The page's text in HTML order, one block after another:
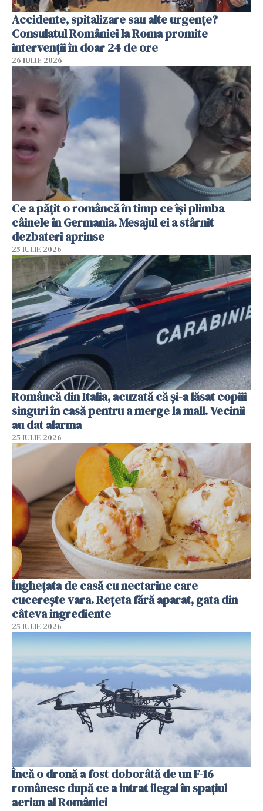
Accidente, spitalizare sau alte urgențe?
Consulatul României la Roma promite
intervenții în doar 24 de ore
26 IULIE 2026
Ce a pățit o româncă în timp ce își plimba
câinele în Germania. Mesajul ei a stârnit
dezbateri aprinse
25 IULIE 2026
Româncă din Italia, acuzată că și-a lăsat copiii
singuri în casă pentru a merge la mall. Vecinii
au dat alarma
25 IULIE 2026
Înghețata de casă cu nectarine care
cucerește vara. Rețeta fără aparat, gata din
câteva ingrediente
25 IULIE 2026
Încă o dronă a fost doborâtă de un F-16
românesc după ce a intrat ilegal în spațiul
aerian al României